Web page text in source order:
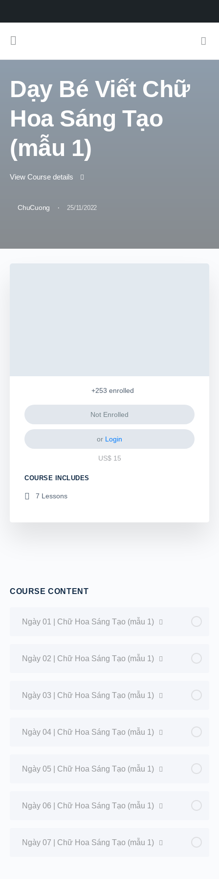
Dạy Bé Viết Chữ
Hoa Sáng Tạo
(mẫu 1)
View Course details
ChuCuong · 25/11/2022
COURSE CONTENT
Ngày 01 | Chữ Hoa Sáng Tạo (mẫu 1)
Ngày 02 | Chữ Hoa Sáng Tạo (mẫu 1)
Ngày 03 | Chữ Hoa Sáng Tạo (mẫu 1)
Ngày 04 | Chữ Hoa Sáng Tạo (mẫu 1)
Ngày 05 | Chữ Hoa Sáng Tạo (mẫu 1)
Ngày 06 | Chữ Hoa Sáng Tạo (mẫu 1)
Ngày 07 | Chữ Hoa Sáng Tạo (mẫu 1)
+253 enrolled
Not Enrolled
or Login
US$15
COURSE INCLUDES
7 Lessons